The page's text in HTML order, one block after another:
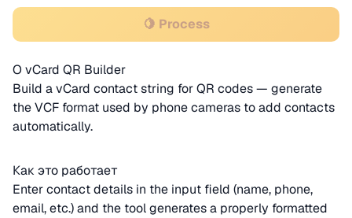
🍋 Process
О vCard QR Builder
Build a vCard contact string for QR codes — generate
the VCF format used by phone cameras to add contacts
automatically.
Как это работает
Enter contact details in the input field (name, phone,
email, etc.) and the tool generates a properly formatted